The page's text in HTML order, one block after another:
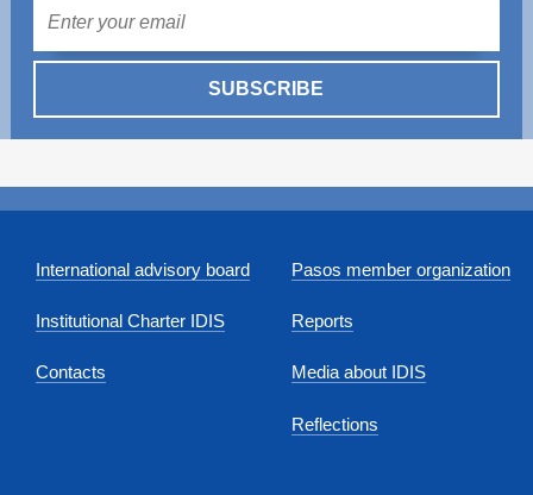
SUBSCRIBE
International advisory board
Institutional Charter IDIS
Contacts
Pasos member organization
Reports
Media about IDIS
Reflections